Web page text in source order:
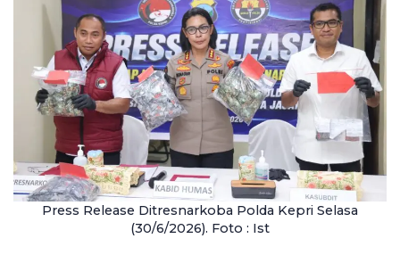
Press Release Ditresnarkoba Polda Kepri Selasa
(30/6/2026). Foto : Ist